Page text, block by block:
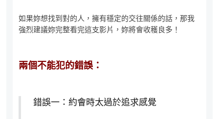
如果妳想找到對的人，擁有穩定的交往關係的話，那我
強烈建議妳完整看完這支影片，妳將會收穫良多！
兩個不能犯的錯誤：
錯誤一：約會時太過於追求感覺